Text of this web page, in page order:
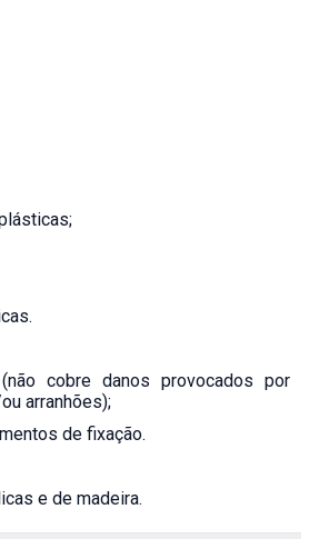
cobre danos provocados por
arranhões);
de fixação.
e de madeira.